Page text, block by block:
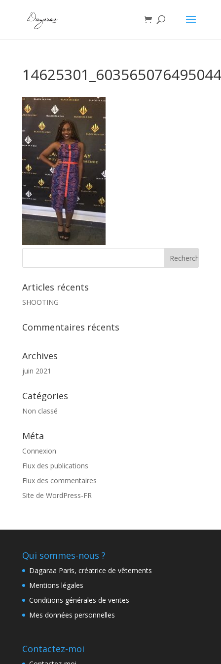
Articles récents
SHOOTING
Commentaires récents
Archives
juin 2021
Catégories
Non classé
Méta
Connexion
Flux des publications
Flux des commentaires
Site de WordPress-FR
Qui sommes-nous ?
Dagaraa Paris, créatrice de vêtements
Mentions légales
Conditions générales de ventes
Mes données personnelles
Contactez-moi